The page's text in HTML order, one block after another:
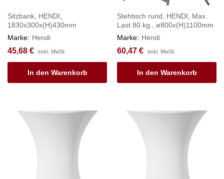
Sitzbank, HENDI,
1830x300x(H)430mm
Marke: Hendi
45,68 € exkl. MwSt.
In den Warenkorb
Stehtisch rund, HENDI, Max.
Last 80 kg., ø800x(H)1100mm
Marke: Hendi
60,47 € exkl. MwSt.
In den Warenkorb